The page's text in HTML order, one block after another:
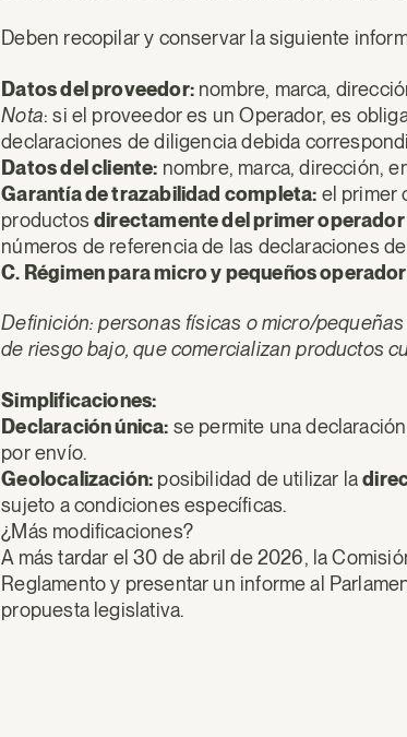
Deben recopilar y conservar la siguiente
Datos del proveedor:nombre, marca,
Nota: si el proveedor es un Operador, es
declaraciones de diligencia debida
Datos del cliente: nombre, marca, dirección,
Garantía de trazabilidad completa: el primer
productosdirectamente del primer operador
números de referencia de las declaraciones
C. Régimen para micro y pequeños
Definición: personas físicas o micro/
de riesgo bajo, que comercializan productos
Simplificaciones:
Declaración única: se permite una
por envío.
Geolocalización: posibilidad de utilizar la
sujeto a condiciones específicas.
¿Más modificaciones?
A más tardar el 30 de abril de 2026, la
Reglamento y presentar un informe al
propuesta legislativa.